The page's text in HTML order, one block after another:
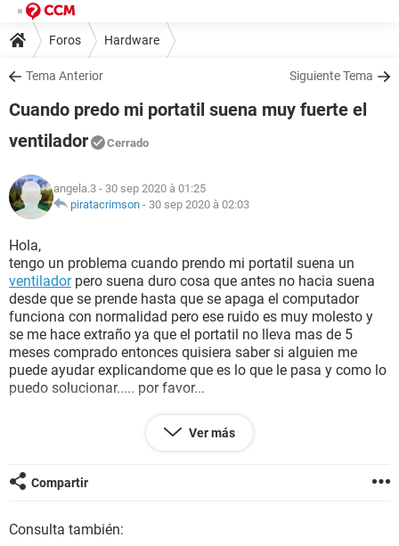
Foros Hardware
Tema Anterior Siguiente Tema
Cuando predo mi portatil suena muy fuerte el
ventilador
Cerrado
angela.3 - 30 sep 2020 à 01:25
piratacrimson - 30 sep 2020 à 02:03
Hola,
tengo un problema cuando prendo mi portatil suena un
ventiladorpero suena duro cosa que antes no hacia suena
desde que se prende hasta que se apaga el computador
funciona con normalidad pero ese ruido es muy molesto y
se me hace extraño ya que el portatil no lleva mas de 5
meses comprado entonces quisiera saber si alguien me
puede ayudar explicandome que es lo que le pasa y como lo
puedo solucionar..... por favor...
Ver más
Compartir
Consulta también: